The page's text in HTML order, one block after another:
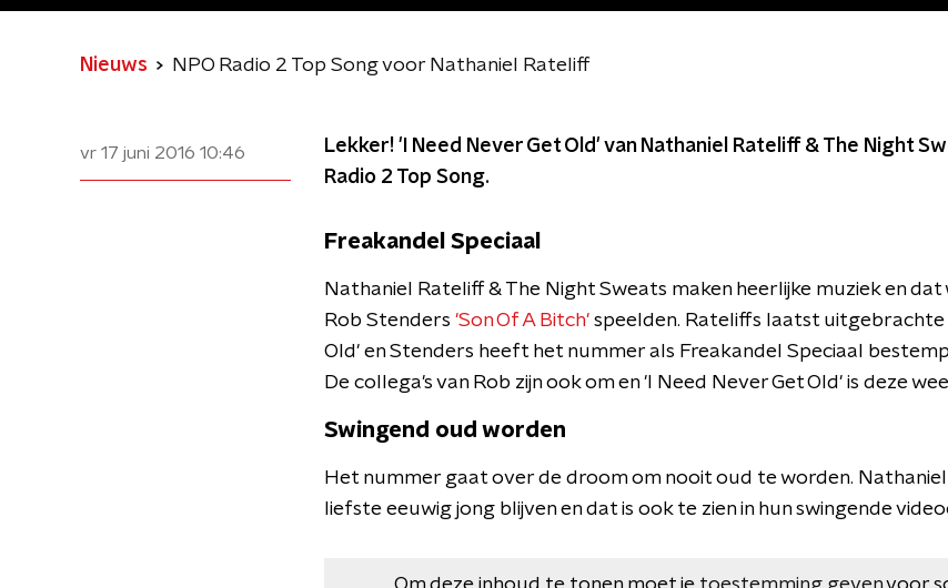
Nieuws NPO Radio 2 Top Song voor Nathaniel Rateliff
vr 17 juni 2016 10:46
Lekker! 'I Need Never Get Old' van Nathaniel Rateliff & The Night
Radio 2 Top Song.
Freakandel Speciaal
Nathaniel Rateliff & The Night Sweats maken heerlijke muziek en dat
Rob Stenders 'Son Of A Bitch' speelden. Rateliffs laatst uitgebrachte
Old' en Stenders heeft het nummer als Freakandel Speciaal
De collega's van Rob zijn ook om en 'I Need Never Get Old' is deze
Swingend oud worden
Het nummer gaat over de droom om nooit oud te worden. Nathaniel
liefste eeuwig jong blijven en dat is ook te zien in hun swingende